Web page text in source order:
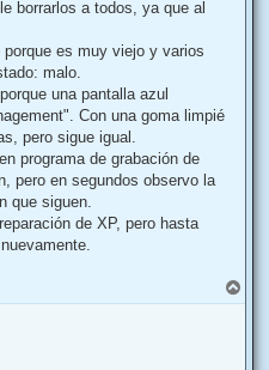
borrarlos a todos, ya que al
es muy viejo y varios
malo.
una pantalla azul
Con una goma limpié
pero sigue igual.
programa de grabación de
pero en segundos observo la
que siguen.
de XP, pero hasta
r